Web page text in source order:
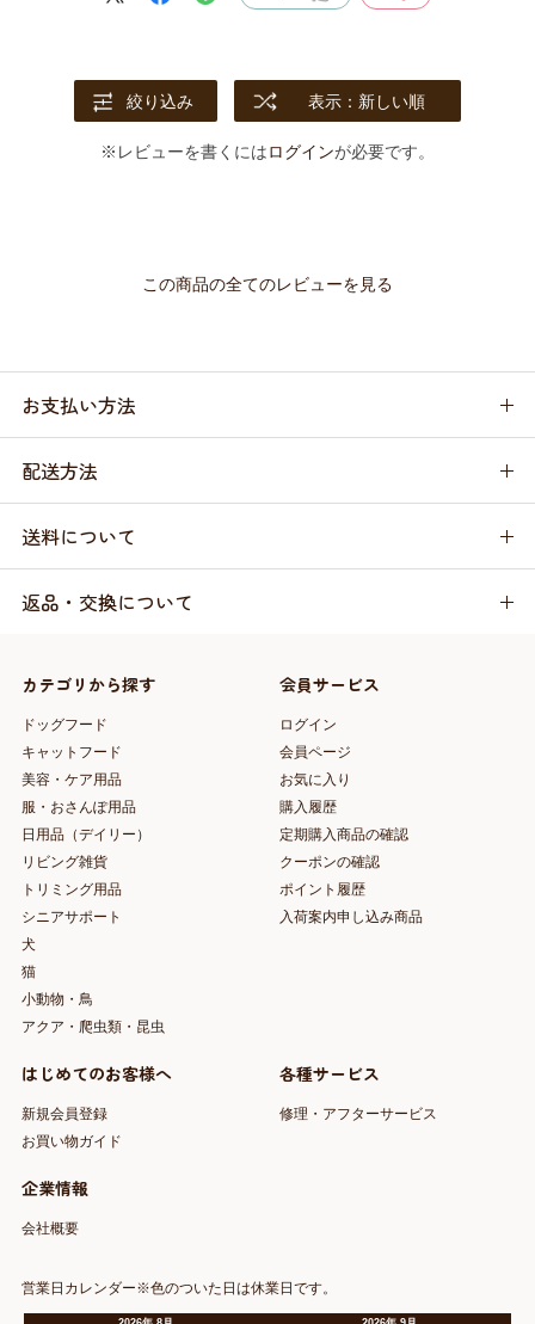
絞り込み 表示：新しい順
※レビューを書くにはログインが必要です。
この商品の全てのレビューを見る
お支払い方法
配送方法
送料について
返品・交換について
カテゴリから探す
ドッグフード
キャットフード
美容・ケア用品
服・おさんぽ用品
日用品（デイリー）
リビング雑貨
トリミング用品
シニアサポート
犬
猫
小動物・鳥
アクア・爬虫類・昆虫
会員サービス
ログイン
会員ページ
お気に入り
購入履歴
定期購入商品の確認
クーポンの確認
ポイント履歴
入荷案内申し込み商品
はじめてのお客様へ
新規会員登録
お買い物ガイド
各種サービス
修理・アフターサービス
企業情報
会社概要
営業日カレンダー※色のついた日は休業日です。